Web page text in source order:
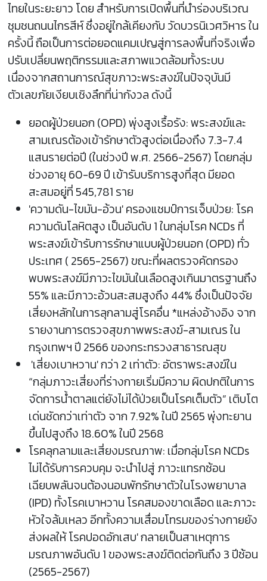
ไทยในระยะยาว โดย สำหรับการเปิดพื้นที่นำร่องบริเวณ
ชุมชนถนนไกรสีห์ ซึ่งอยู่ใกล้เคียงกับ วัดบวรนิเวศวิหาร ใน
ครั้งนี้ ถือเป็นการต่อยอดแคมเปญสู่การลงพื้นที่จริงเพื่อ
ปรับเปลี่ยนพฤติกรรมและสภาพแวดล้อมทั้งระบบ
เนื่องจากสถานการณ์สุขภาวะพระสงฆ์ในปัจจุบันมี
ตัวเลขภัยเงียบเชิงลึกที่น่ากังวล ดังนี้
ยอดผู้ป่วยนอก (OPD) พุ่งสูงเรื้อรัง: พระสงฆ์และ
สามเณรต้องเข้ารักษาตัวสูงต่อเนื่องถึง 7.3-7.4
แสนรายต่อปี (ในช่วงปี พ.ศ. 2566-2567) โดยกลุ่ม
ช่วงอายุ 60-69 ปี เข้ารับบริการสูงที่สุด มียอด
สะสมอยู่ที่ 545,781 ราย
'ความดัน-ไขมัน-อ้วน' ครองแชมป์การเจ็บป่วย: โรค
ความดันโลหิตสูง เป็นอันดับ 1 ในกลุ่มโรค NCDs ที่
พระสงฆ์เข้ารับการรักษาแบบผู้ป่วยนอก (OPD) ทั่ว
ประเทศ ( 2565-2567) ขณะที่ผลตรวจคัดกรอง
พบพระสงฆ์มีภาวะไขมันในเลือดสูงเกินมาตรฐานถึง
55% และมีภาวะอ้วนสะสมสูงถึง 44% ซึ่งเป็นปัจจัย
เสี่ยงหลักในการลุกลามสู่โรคอื่น *แหล่งอ้างอิง จาก
รายงานการตรวจสุขภาพพระสงฆ์-สามเณร ใน
กรุงเทพฯ ปี 2566 ของกระทรวงสาธารณสุข
'เสี่ยงเบาหวาน' กว่า 2 เท่าตัว: อัตราพระสงฆ์ใน
“กลุ่มภาวะเสี่ยงที่ร่างกายเริ่มมีความ ผิดปกติในการ
จัดการน้ำตาลแต่ยังไม่ได้ป่วยเป็นโรคเต็มตัว” เติบโต
เด่นชัดกว่าเท่าตัว จาก 7.92% ในปี 2565 พุ่งทะยาน
ขึ้นไปสูงถึง 18.60% ในปี 2568
โรคลุกลามและเสี่ยงมรณภาพ: เมื่อกลุ่มโรค NCDs
ไม่ได้รับการควบคุม จะนำไปสู่ ภาวะแทรกซ้อน
เฉียบพลันจนต้องนอนพักรักษาตัวในโรงพยาบาล
(IPD) ทั้งโรคเบาหวาน โรคสมองขาดเลือด และภาวะ
หัวใจล้มเหลว อีกทั้งความเสื่อมโทรมของร่างกายยัง
ส่งผลให้ โรคปอดอักเสบ' กลายเป็นสาเหตุการ
มรณภาพอันดับ 1 ของพระสงฆ์ติดต่อกันถึง 3 ปีซ้อน
(2565-2567)